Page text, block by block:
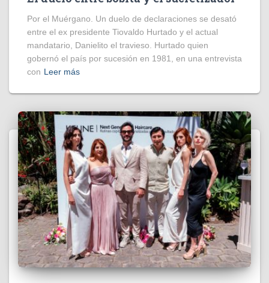
Por el Muérgano. Un duelo de declaraciones se desató
entre el ex presidente Tiovaldo Hurtado y el actual
mandatario, Danielito el travieso. Hurtado quien
gobernó el país por sucesión en 1981, en una entrevista
con Leer más